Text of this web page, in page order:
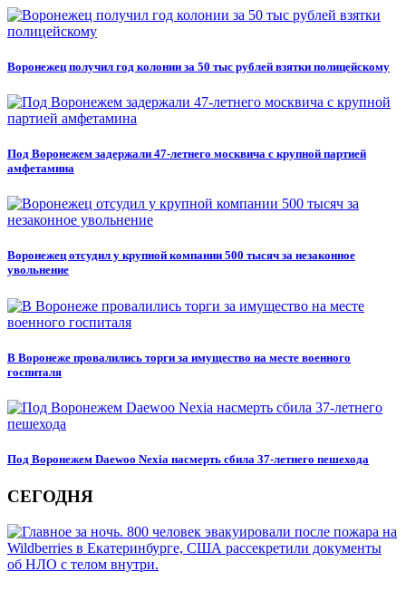
Воронежец получил год колонии за 50 тыс рублей взятки полицейскому
Под Воронежем задержали 47-летнего москвича с крупной партией
амфетамина
Воронежец отсудил у крупной компании 500 тысяч за незаконное
увольнение
В Воронеже провалились торги за имущество на месте военного
госпиталя
Под Воронежем Daewoo Nexia насмерть сбила 37-летнего пешехода
СЕГОДНЯ